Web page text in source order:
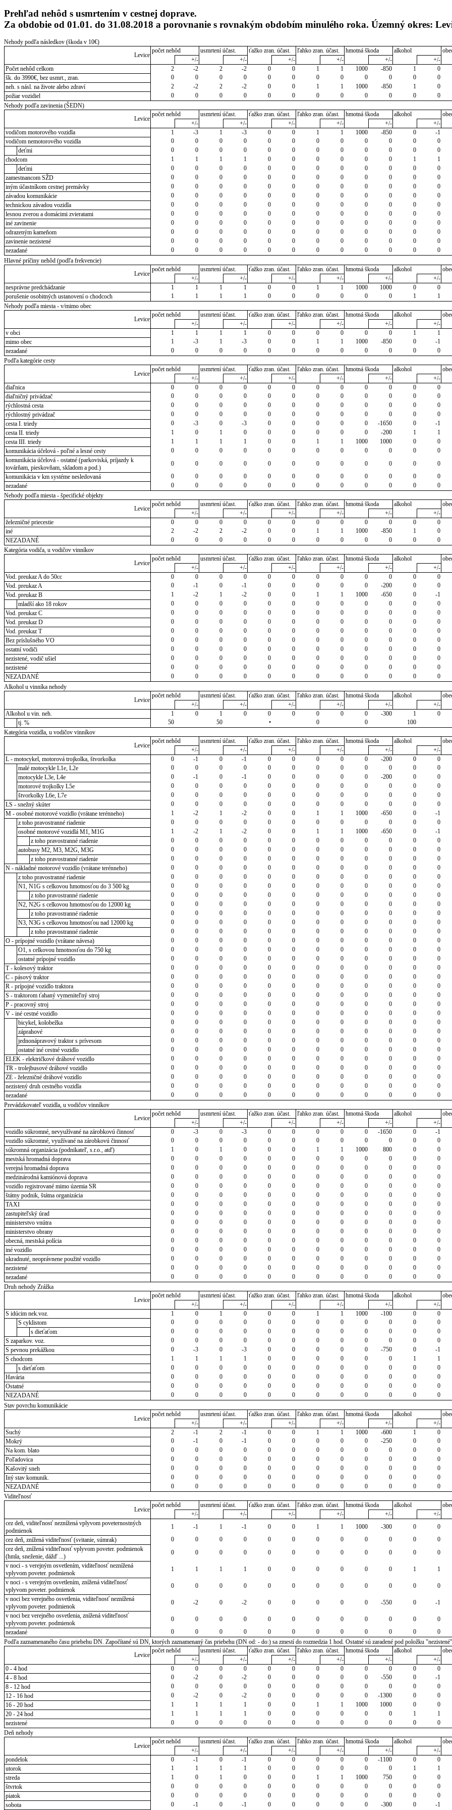
Prehľad nehôd s usmrtením v cestnej doprave.
Za obdobie od 01.01. do 31.08.2018 a porovnanie s rovnakým obdobím minulého roka. Územný okres:
Nehody podľa následkov (škoda v 10€)
Levice
počet nehôd usmrtení účast. ťažko zran. účast. ľahko zran. účast. hmotná škoda alkohol
+/-
+/- +/- +/- +/- +/-
Počet nehôd celkom
2 -2 2 -2 0 0 1 1 1000 -850 1 0
šk. do 3990€, bez usmrt., zran.
0 0 0 0 0 0 0 0 0 0 0 0
neh. s násl. na živote alebo zdraví
2 -2 2 -2 0 0 1 1 1000 -850 1 0
požiar vozidiel
0 0 0 0 0 0 0 0 0 0 0 0
Nehody podľa zavinenia (ŠEDN)
Levice
počet nehôd usmrtení účast. ťažko zran. účast. ľahko zran. účast. hmotná škoda alkohol
+/-
+/- +/- +/- +/- +/-
vodičom motorového vozidla
1 -3 1 -3 0 0 1 1 1000 -850 0 -1
vodičom nemotorového vozidla
0 0 0 0 0 0 0 0 0 0 0 0
deťmi
0 0 0 0 0 0 0 0 0 0 0 0
chodcom
1 1 1 1 0 0 0 0 0 0 1 1
deťmi
0 0 0 0 0 0 0 0 0 0 0 0
zamestnancom SŽD
0 0 0 0 0 0 0 0 0 0 0 0
iným účastníkom cestnej premávky
0 0 0 0 0 0 0 0 0 0 0 0
závadou komunikácie
0 0 0 0 0 0 0 0 0 0 0 0
technickou závadou vozidla
0 0 0 0 0 0 0 0 0 0 0 0
lesnou zverou a domácimi zvieratami
0 0 0 0 0 0 0 0 0 0 0 0
iné zavinenie
0 0 0 0 0 0 0 0 0 0 0 0
odrazeným kameňom
0 0 0 0 0 0 0 0 0 0 0 0
zavinenie nezistené
0 0 0 0 0 0 0 0 0 0 0 0
nezadané
0 0 0 0 0 0 0 0 0 0 0 0
Hlavné príčiny nehôd (podľa frekvencie)
Levice
počet nehôd usmrtení účast. ťažko zran. účast. ľahko zran. účast. hmotná škoda alkohol
+/-
+/- +/- +/- +/- +/-
nesprávne predchádzanie
1 1 1 1 0 0 1 1 1000 1000 0 0
porušenie osobitných ustanovení o chodcoch
1 1 1 1 0 0 0 0 0 0 1 1
Nehody podľa miesta - v/mimo obec
Levice
počet nehôd usmrtení účast. ťažko zran. účast. ľahko zran. účast. hmotná škoda alkohol
+/-
+/- +/- +/- +/- +/-
v obci
1 1 1 1 0 0 0 0 0 0 1 1
mimo obec
1 -3 1 -3 0 0 1 1 1000 -850 0 -1
nezadané
0 0 0 0 0 0 0 0 0 0 0 0
Podľa kategórie cesty
Levice
počet nehôd usmrtení účast. ťažko zran. účast. ľahko zran. účast. hmotná škoda alkohol
+/-
+/- +/- +/- +/- +/-
diaľnica
0 0 0 0 0 0 0 0 0 0 0 0
diaľničný privádzač
0 0 0 0 0 0 0 0 0 0 0 0
rýchlostná cesta
0 0 0 0 0 0 0 0 0 0 0 0
rýchlostný privádzač
0 0 0 0 0 0 0 0 0 0 0 0
cesta I. triedy
0 -3 0 -3 0 0 0 0 0 -1650 0 -1
cesta II. triedy
1 0 1 0 0 0 0 0 0 -200 1 1
cesta III. triedy
1 1 1 1 0 0 1 1 1000 1000 0 0
komunikácia účelová - poľné a lesné cesty
0 0 0 0 0 0 0 0 0 0 0 0
komunikácia účelová - ostatné (parkoviská, príjazdy k
továrňam, pieskovňam, skladom a pod.)
0 0 0 0 0 0 0 0 0 0 0 0
komunikácia v km systéme nesledovaná
0 0 0 0 0 0 0 0 0 0 0 0
nezadané
0 0 0 0 0 0 0 0 0 0 0 0
Nehody podľa miesta - špecifické objekty
Levice
počet nehôd usmrtení účast. ťažko zran. účast. ľahko zran. účast. hmotná škoda alkohol
+/-
+/- +/- +/- +/- +/-
železničné priecestie
0 0 0 0 0 0 0 0 0 0 0 0
iné
2 -2 2 -2 0 0 1 1 1000 -850 1 0
NEZADANÉ
0 0 0 0 0 0 0 0 0 0 0 0
Kategória vodiča, u vodičov vinníkov
Levice
počet nehôd usmrtení účast. ťažko zran. účast. ľahko zran. účast. hmotná škoda alkohol
+/-
+/- +/- +/- +/- +/-
Vod. preukaz A do 50cc
0 0 0 0 0 0 0 0 0 0 0 0
Vod. preukaz A
0 -1 0 -1 0 0 0 0 0 -200 0 0
Vod. preukaz B
1 -2 1 -2 0 0 1 1 1000 -650 0 -1
mladší ako 18 rokov
0 0 0 0 0 0 0 0 0 0 0 0
Vod. preukaz C
0 0 0 0 0 0 0 0 0 0 0 0
Vod. preukaz D
0 0 0 0 0 0 0 0 0 0 0 0
Vod. preukaz T
0 0 0 0 0 0 0 0 0 0 0 0
Bez príslušného VO
0 0 0 0 0 0 0 0 0 0 0 0
ostatní vodiči
0 0 0 0 0 0 0 0 0 0 0 0
nezistené, vodič ušiel
0 0 0 0 0 0 0 0 0 0 0 0
nezistené
0 0 0 0 0 0 0 0 0 0 0 0
NEZADANÉ
0 0 0 0 0 0 0 0 0 0 0 0
Alkohol u vinníka nehody
Levice
počet nehôd usmrtení účast. ťažko zran. účast. ľahko zran. účast. hmotná škoda alkohol
+/-
+/- +/- +/- +/- +/-
Alkohol u vin. neh.
1 0 1 0 0 0 0 0 0 -300 1 0
tj. %
50 50 • 0 0 100
Kategória vozidla, u vodičov vinníkov
Levice
počet nehôd usmrtení účast. ťažko zran. účast. ľahko zran. účast. hmotná škoda alkohol
+/-
+/- +/- +/- +/- +/-
L - motocykel, motorová trojkolka, štvorkolka
0 -1 0 -1 0 0 0 0 0 -200 0 0
malé motocykle L1e, L2e
0 0 0 0 0 0 0 0 0 0 0 0
motocykle L3e, L4e
0 -1 0 -1 0 0 0 0 0 -200 0 0
motorové trojkolky L5e
0 0 0 0 0 0 0 0 0 0 0 0
štvorkolky L6e, L7e
0 0 0 0 0 0 0 0 0 0 0 0
LS - snežný skúter
0 0 0 0 0 0 0 0 0 0 0 0
M - osobné motorové vozidlo (vrátane terénneho)
1 -2 1 -2 0 0 1 1 1000 -650 0 -1
z toho pravostranné riadenie
0 0 0 0 0 0 0 0 0 0 0 0
osobné motorové vozidlá M1, M1G
1 -2 1 -2 0 0 1 1 1000 -650 0 -1
z toho pravostranné riadenie
0 0 0 0 0 0 0 0 0 0 0 0
autobusy M2, M3, M2G, M3G
0 0 0 0 0 0 0 0 0 0 0 0
z toho pravostranné riadenie
0 0 0 0 0 0 0 0 0 0 0 0
N - nákladné motorové vozidlo (vrátane terénneho)
0 0 0 0 0 0 0 0 0 0 0 0
z toho pravostranné riadenie
0 0 0 0 0 0 0 0 0 0 0 0
N1, N1G s celkovou hmotnosťou do 3 500 kg
0 0 0 0 0 0 0 0 0 0 0 0
z toho pravostranné riadenie
0 0 0 0 0 0 0 0 0 0 0 0
N2, N2G s celkovou hmotnosťou do 12000 kg
0 0 0 0 0 0 0 0 0 0 0 0
z toho pravostranné riadenie
0 0 0 0 0 0 0 0 0 0 0 0
N3, N3G s celkovou hmotnosťou nad 12000 kg
0 0 0 0 0 0 0 0 0 0 0 0
z toho pravostranné riadenie
0 0 0 0 0 0 0 0 0 0 0 0
O - prípojné vozidlo (vrátane návesa)
0 0 0 0 0 0 0 0 0 0 0 0
O1, s celkovou hmotnosťou do 750 kg
0 0 0 0 0 0 0 0 0 0 0 0
ostatné prípojné vozidlo
0 0 0 0 0 0 0 0 0 0 0 0
T - kolesový traktor
0 0 0 0 0 0 0 0 0 0 0 0
C - pásový traktor
0 0 0 0 0 0 0 0 0 0 0 0
R - prípojné vozidlo traktora
0 0 0 0 0 0 0 0 0 0 0 0
S - traktorom ťahaný vymeniteľný stroj
0 0 0 0 0 0 0 0 0 0 0 0
P - pracovný stroj
0 0 0 0 0 0 0 0 0 0 0 0
V - iné cestné vozidlo
0 0 0 0 0 0 0 0 0 0 0 0
bicykel, kolobežka
0 0 0 0 0 0 0 0 0 0 0 0
záprahové
0 0 0 0 0 0 0 0 0 0 0 0
jednonápravový traktor s prívesom
0 0 0 0 0 0 0 0 0 0 0 0
ostatné iné cestné vozidlo
0 0 0 0 0 0 0 0 0 0 0 0
ELEK - električkové dráhové vozidlo
0 0 0 0 0 0 0 0 0 0 0 0
TR - trolejbusové dráhové vozidlo
0 0 0 0 0 0 0 0 0 0 0 0
ZE - železničné dráhové vozidlo
0 0 0 0 0 0 0 0 0 0 0 0
nezistený druh cestného vozidla
0 0 0 0 0 0 0 0 0 0 0 0
nezadané
0 0 0 0 0 0 0 0 0 0 0 0
Prevádzkovateľ vozidla, u vodičov vinníkov
Levice
počet nehôd usmrtení účast. ťažko zran. účast. ľahko zran. účast. hmotná škoda alkohol
+/-
+/- +/- +/- +/- +/-
vozidlo súkromné, nevyužívané na zárobkovú činnosť
0 -3 0 -3 0 0 0 0 0 -1650 0 -1
vozidlo súkromné, využívané na zárobkovú činnosť
0 0 0 0 0 0 0 0 0 0 0 0
súkromná organizácia (podnikateľ, s.r.o., atď)
1 0 1 0 0 0 1 1 1000 800 0 0
mestská hromadná doprava
0 0 0 0 0 0 0 0 0 0 0 0
verejná hromadná doprava
0 0 0 0 0 0 0 0 0 0 0 0
medzinárodná kamiónová doprava
0 0 0 0 0 0 0 0 0 0 0 0
vozidlo registrované mimo územia SR
0 0 0 0 0 0 0 0 0 0 0 0
štátny podnik, štátna organizácia
0 0 0 0 0 0 0 0 0 0 0 0
TAXI
0 0 0 0 0 0 0 0 0 0 0 0
zastupiteľský úrad
0 0 0 0 0 0 0 0 0 0 0 0
ministerstvo vnútra
0 0 0 0 0 0 0 0 0 0 0 0
ministerstvo obrany
0 0 0 0 0 0 0 0 0 0 0 0
obecná, mestská polícia
0 0 0 0 0 0 0 0 0 0 0 0
iné vozidlo
0 0 0 0 0 0 0 0 0 0 0 0
ukradnuté, neoprávnene použité vozidlo
0 0 0 0 0 0 0 0 0 0 0 0
nezistené
0 0 0 0 0 0 0 0 0 0 0 0
nezadané
0 0 0 0 0 0 0 0 0 0 0 0
Druh nehody Zrážka
Levice
počet nehôd usmrtení účast. ťažko zran. účast. ľahko zran. účast. hmotná škoda alkohol
+/-
+/- +/- +/- +/- +/-
S idúcim nek.voz.
1 0 1 0 0 0 1 1 1000 -100 0 0
S cyklistom
0 0 0 0 0 0 0 0 0 0 0 0
s dieťaťom
0 0 0 0 0 0 0 0 0 0 0 0
S zaparkov. voz.
0 0 0 0 0 0 0 0 0 0 0 0
S pevnou prekážkou
0 -3 0 -3 0 0 0 0 0 -750 0 -1
S chodcom
1 1 1 1 0 0 0 0 0 0 1 1
s dieťaťom
0 0 0 0 0 0 0 0 0 0 0 0
Havária
0 0 0 0 0 0 0 0 0 0 0 0
Ostatné
0 0 0 0 0 0 0 0 0 0 0 0
NEZADANÉ
0 0 0 0 0 0 0 0 0 0 0 0
Stav povrchu komunikácie
Levice
počet nehôd usmrtení účast. ťažko zran. účast. ľahko zran. účast. hmotná škoda alkohol
+/-
+/- +/- +/- +/- +/-
Suchý
2 -1 2 -1 0 0 1 1 1000 -600 1 0
Mokrý
0 -1 0 -1 0 0 0 0 0 -250 0 0
Na kom. blato
0 0 0 0 0 0 0 0 0 0 0 0
Poľadovica
0 0 0 0 0 0 0 0 0 0 0 0
Kašovitý sneh
0 0 0 0 0 0 0 0 0 0 0 0
Iný stav komunik.
0 0 0 0 0 0 0 0 0 0 0 0
NEZADANÉ
0 0 0 0 0 0 0 0 0 0 0 0
Viditeľnosť
Levice
počet nehôd usmrtení účast. ťažko zran. účast. ľahko zran. účast. hmotná škoda alkohol
+/-
+/- +/- +/- +/- +/-
cez deň, viditeľnosť neznížená vplyvom poveternostných
podmienok
1 -1 1 -1 0 0 1 1 1000 -300 0 0
cez deň, znížená viditeľnosť (svitanie, súmrak)
0 0 0 0 0 0 0 0 0 0 0 0
cez deň, znížená viditeľnosť vplyvom poveter. podmienok
(hmla, sneženie, dážď ...)
0 0 0 0 0 0 0 0 0 0 0 0
v noci - s verejným osvetlením, viditeľnosť neznížená
vplyvom poveter. podmienok
1 1 1 1 0 0 0 0 0 0 1 1
v noci - s verejným osvetlením, znížená viditeľnosť
vplyvom poveter. podmienok
0 0 0 0 0 0 0 0 0 0 0 0
v noci bez verejného osvetlenia, viditeľnosť neznížená
vplyvom poveter. podmienok
0 -2 0 -2 0 0 0 0 0 -550 0 -1
v noci bez verejného osvetlenia, znížená viditeľnosť
vplyvom poveter. podmienok
0 0 0 0 0 0 0 0 0 0 0 0
nezadané
0 0 0 0 0 0 0 0 0 0 0 0
Podľa zaznamenaného času priebehu DN. Započítané sú DN, ktorých zaznamenaný čas priebehu (DN od: - do:) sa zmestí do rozmedzia 1 hod. Ostatné sú zaradené pod položku "nezistené"
Levice
počet nehôd usmrtení účast. ťažko zran. účast. ľahko zran. účast. hmotná škoda alkohol
+/-
+/- +/- +/- +/- +/-
0 - 4 hod
0 0 0 0 0 0 0 0 0 0 0 0
4 - 8 hod
0 -2 0 -2 0 0 0 0 0 -550 0 -1
8 - 12 hod
0 0 0 0 0 0 0 0 0 0 0 0
12 - 16 hod
0 -2 0 -2 0 0 0 0 0 -1300 0 0
16 - 20 hod
1 1 1 1 0 0 1 1 1000 1000 0 0
20 - 24 hod
1 1 1 1 0 0 0 0 0 0 1 1
nezistené
0 0 0 0 0 0 0 0 0 0 0 0
Deň nehody
Levice
počet nehôd usmrtení účast. ťažko zran. účast. ľahko zran. účast. hmotná škoda alkohol
+/-
+/- +/- +/- +/- +/-
pondelok
0 -1 0 -1 0 0 0 0 0 -1100 0 0
utorok
1 1 1 1 0 0 0 0 0 0 1 1
streda
1 0 1 0 0 0 1 1 1000 750 0 0
štvrtok
0 0 0 0 0 0 0 0 0 0 0 0
piatok
0 0 0 0 0 0 0 0 0 0 0 0
sobota
0 -1 0 -1 0 0 0 0 0 -300 0 -1